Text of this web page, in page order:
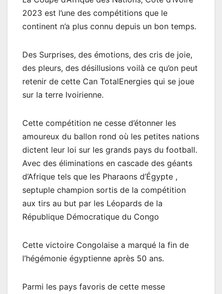
2023 est l’une des compétitions que le
continent n’a plus connu depuis un bon temps.
Des Surprises, des émotions, des cris de joie,
des pleurs, des désillusions voilà ce qu’on peut
retenir de cette Can TotalEnergies qui se joue
sur la terre Ivoirienne.
Cette compétition ne cesse d’étonner les
amoureux du ballon rond où les petites nations
dictent leur loi sur les grands pays du football.
Avec des éliminations en cascade des géants
d’Afrique tels que les Pharaons d’Égypte ,
septuple champion sortis de la compétition
aux tirs au but par les Léopards de la
République Démocratique du Congo
Cette victoire Congolaise a marqué la fin de
l’hégémonie égyptienne après 50 ans.
Parmi les pays favoris de cette messe